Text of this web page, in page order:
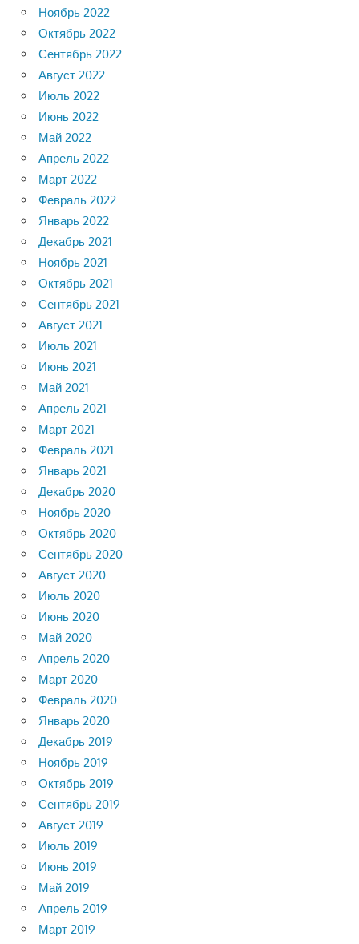
Ноябрь 2022
Октябрь 2022
Сентябрь 2022
Август 2022
Июль 2022
Июнь 2022
Май 2022
Апрель 2022
Март 2022
Февраль 2022
Январь 2022
Декабрь 2021
Ноябрь 2021
Октябрь 2021
Сентябрь 2021
Август 2021
Июль 2021
Июнь 2021
Май 2021
Апрель 2021
Март 2021
Февраль 2021
Январь 2021
Декабрь 2020
Ноябрь 2020
Октябрь 2020
Сентябрь 2020
Август 2020
Июль 2020
Июнь 2020
Май 2020
Апрель 2020
Март 2020
Февраль 2020
Январь 2020
Декабрь 2019
Ноябрь 2019
Октябрь 2019
Сентябрь 2019
Август 2019
Июль 2019
Июнь 2019
Май 2019
Апрель 2019
Март 2019